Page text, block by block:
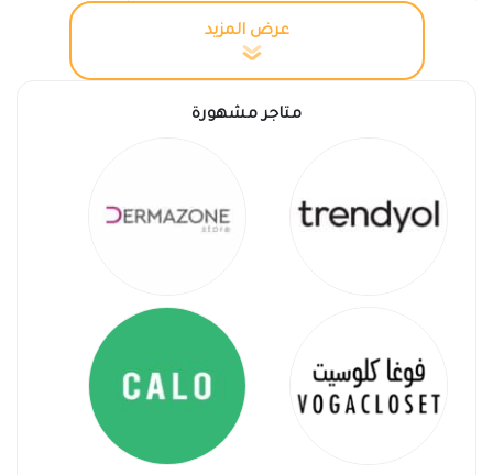
كود خصم شيك بوينت
حتى سن المراهقة من شيك بوينت، بأسعار مناسبة جدا،
لدى موقعنا كوبون خصم.
مع إمكانية الحصول على ملابس شيك بوينت الراقية
والمريحة مع خصم رائع يصل إلى 12% من قيمة
المنتجات.
معلومات عن تطبيق شيك بوينت
عرض المزيد
متاجر مشهورة